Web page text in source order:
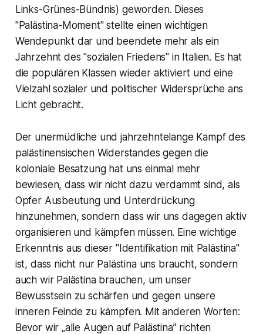
Links-Grünes-Bündnis) geworden. Dieses
"Palästina-Moment" stellte einen wichtigen
Wendepunkt dar und beendete mehr als ein
Jahrzehnt des "sozialen Friedens" in Italien. Es hat
die populären Klassen wieder aktiviert und eine
Vielzahl sozialer und politischer Widersprüche ans
Licht gebracht.
Der unermüdliche und jahrzehntelange Kampf des
palästinensischen Widerstandes gegen die
koloniale Besatzung hat uns einmal mehr
bewiesen, dass wir nicht dazu verdammt sind, als
Opfer Ausbeutung und Unterdrückung
hinzunehmen, sondern dass wir uns dagegen aktiv
organisieren und kämpfen müssen. Eine wichtige
Erkenntnis aus dieser "Identifikation mit Palästina"
ist, dass nicht nur Palästina uns braucht, sondern
auch wir Palästina brauchen, um unser
Bewusstsein zu schärfen und gegen unsere
inneren Feinde zu kämpfen. Mit anderen Worten:
Bevor wir „alle Augen auf Palästina” richten